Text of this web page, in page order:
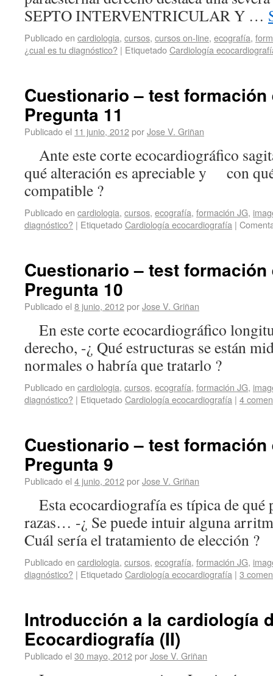
SEPTO INTERVENTRICULAR Y …
Publicado en cardiologia, cursos, cursos on-line, ecografía,
¿cual es tu diagnóstico? | EtiquetadoCardiología
Cuestionario – test
Pregunta 11
Publicado el 11 junio, 2012porJose V. Griñan
Ante este corte ecocardiográfico
qué alteración es apreciable y con
compatible ?
Publicado en cardiologia, cursos, ecografía, formación JG,
diagnóstico? | EtiquetadoCardiología ecocardiografía |
Cuestionario – test
Pregunta 10
Publicado el 8 junio, 2012porJose V. Griñan
En este corte ecocardiográfico
derecho, -¿ Qué estructuras se están
normales o habría que tratarlo ?
Publicado en cardiologia, cursos, ecografía, formación JG,
diagnóstico? | EtiquetadoCardiología ecocardiografía | 4
Cuestionario – test
Pregunta 9
Publicado el 4 junio, 2012porJose V. Griñan
Esta ecocardiografía es típica de qué
razas… -¿ Se puede intuir alguna
Cuál sería el tratamiento de elección ?
Publicado en cardiologia, cursos, ecografía, formación JG,
diagnóstico? | EtiquetadoCardiología ecocardiografía | 3
Introducción a la cardiología
Ecocardiografía (II)
Publicado el 30 mayo, 2012porJose V. Griñan